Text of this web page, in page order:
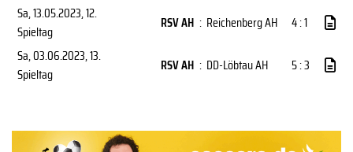
Sa, 13.05.2023, 12.
Spieltag
RSV AH : Reichenberg AH
4 : 1
Sa, 03.06.2023, 13.
Spieltag
RSV AH : DD-Löbtau AH 5 : 3